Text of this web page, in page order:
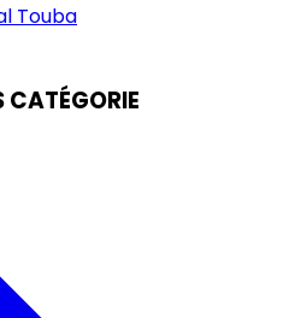
Touba
CATÉGORIE